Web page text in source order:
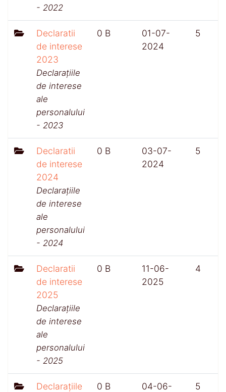
- 2022
Declaratii
de interese
2023
Declarațiile
de interese
ale
personalului
- 2023
0 B
01-07-
2024
5
Declaratii
de interese
2024
Declarațiile
de interese
ale
personalului
- 2024
0 B
03-07-
2024
5
Declaratii
de interese
2025
Declarațiile
de interese
ale
personalului
- 2025
0 B
11-06-
2025
4
Declarațiile
0 B
04-06-
5